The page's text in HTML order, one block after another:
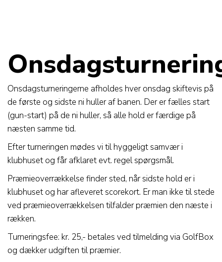
Onsdagsturneringerne afholdes hver onsdag skiftevis på
de første og sidste ni huller af banen. Der er fælles start
(gun-start) på de ni huller, så alle hold er færdige på
næsten samme tid.
Efter turneringen mødes vi til hyggeligt samvær i
klubhuset og får afklaret evt. regel spørgsmål.
Præmieoverrækkelse finder sted, når sidste hold er i
klubhuset og har afleveret scorekort. Er man ikke til stede
ved præmieoverrækkelsen tilfalder præmien den næste i
rækken.
Turneringsfee: kr. 25,- betales ved tilmelding via GolfBox
og dækker udgiften til præmier.